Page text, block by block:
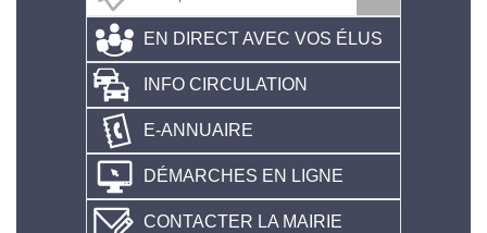
EN DIRECT AVEC VOS ÉLUS
INFO CIRCULATION
E-ANNUAIRE
DÉMARCHES EN LIGNE
CONTACTER LA MAIRIE